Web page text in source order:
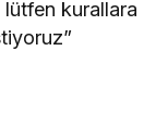
lütfen kurallara